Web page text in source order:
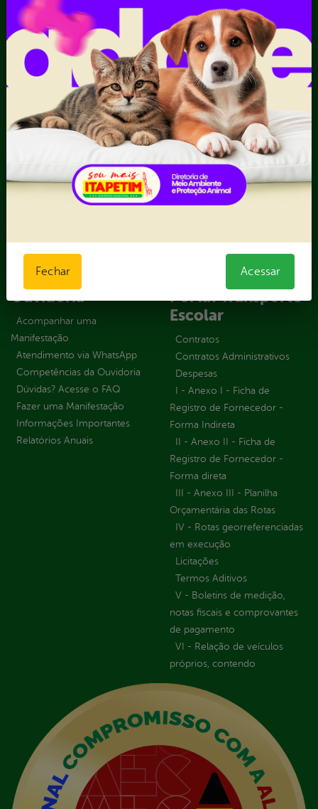
Despesas
Diárias
parlamentares
Estrutura
Organizacional
Inicio
LGPD e Governo
Contratos
Obras Públicas
Recursos Humanos
Sic Físico
Solicitar
Recurso
Solicitar um
pedido
Ouvidoria
Acompanhar uma
Manifestação
Atendimento via WhatsApp
Competências da Ouvidoria
Dúvidas? Acesse o FAQ
Fazer uma Manifestação
Informações Importantes
Relatórios Anuais
Portal Transporte
Escolar
Contratos
Contratos Administrativos
Despesas
I - Anexo I - Ficha de
Registro de Fornecedor -
Forma Indireta
II - Anexo II - Ficha de
Registro de Fornecedor -
Forma direta
III - Anexo III - Planilha
Orçamentária das Rotas
IV - Rotas georreferenciadas
em execução
Licitações
Termos Aditivos
V - Boletins de medição,
notas fiscais e comprovantes
de pagamento
VI - Relação de veículos
próprios, contendo
Fechar Acessar